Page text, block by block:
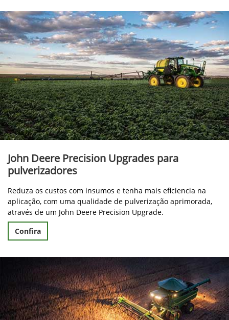
John Deere Precision Upgrades para
pulverizadores
Reduza os custos com insumos e tenha mais eficiencia na
aplicação, com uma qualidade de pulverização aprimorada,
através de um John Deere Precision Upgrade.
Confira